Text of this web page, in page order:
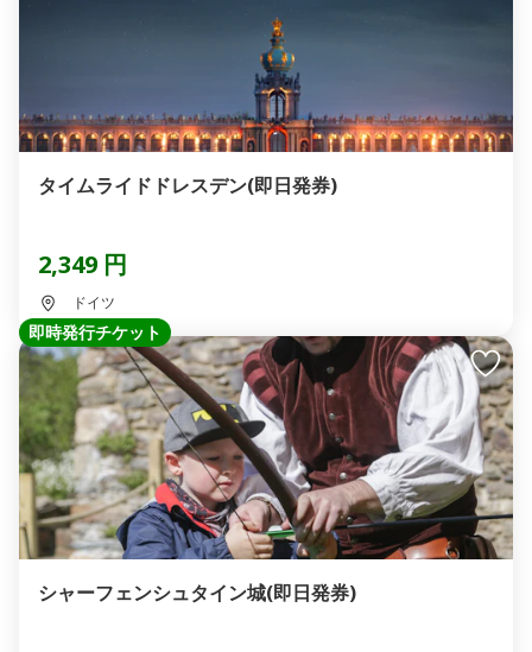
タイムライドドレスデン(即日発券)
2,349 円
ドイツ
即時発行チケット
シャーフェンシュタイン城(即日発券)